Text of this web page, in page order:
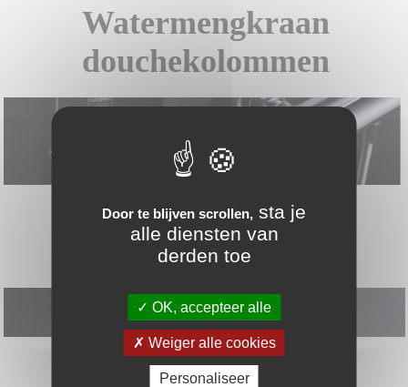
Watermengkraan
douchekolommen
Thermostatische
douchekolommen
Wastafel en
Door te blijven scrollen, sta je
alle diensten van
derden toe
OK, accepteer alle
Weiger alle cookies
Personaliseer